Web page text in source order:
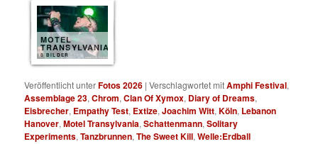
MOTEL
TRANSYLVANIA
8 BILDER
Veröffentlicht unterFotos 2026 |Verschlagwortet mitAmphi Festival,
Assemblage 23,Chrom,Clan Of Xymox, Diary of Dreams,
Eisbrecher, Empathy Test, Extize,Joachim Witt,Köln, Lebanon
Hanover,Motel Transylvania,Schattenmann,Solitary
Experiments,Tanzbrunnen,The Sweet Kill,Welle:Erdball